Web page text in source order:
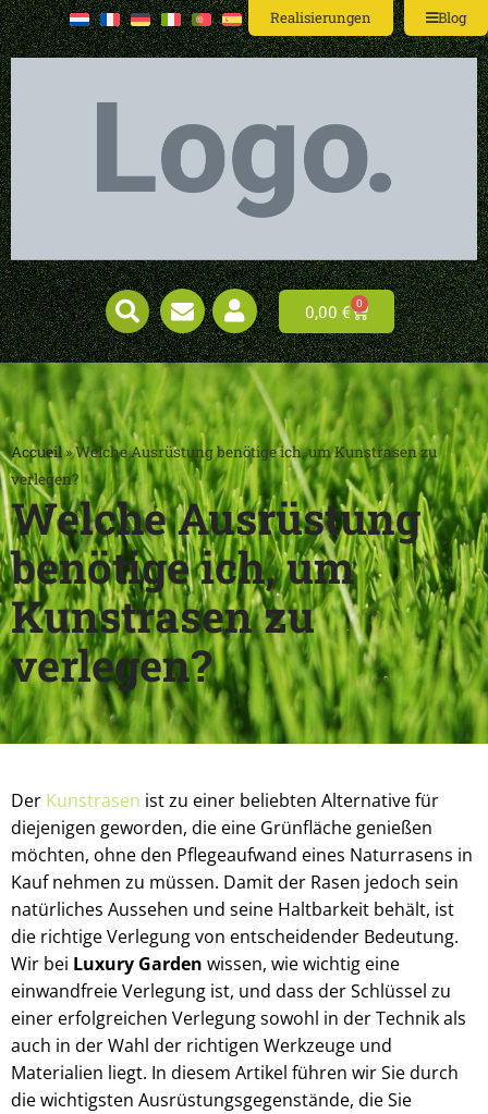
Realisierungen Blog
0,00 € 0
Accueil»Welche Ausrüstung benötige ich, um Kunstrasen zu
verlegen?
Welche Ausrüstung
benötige ich, um
Kunstrasen zu
verlegen?
Der Kunstrasen ist zu einer beliebten Alternative für
diejenigen geworden, die eine Grünfläche genießen
möchten, ohne den Pflegeaufwand eines Naturrasens in
Kauf nehmen zu müssen. Damit der Rasen jedoch sein
natürliches Aussehen und seine Haltbarkeit behält, ist
die richtige Verlegung von entscheidender Bedeutung.
Wir bei Luxury Garden wissen, wie wichtig eine
einwandfreie Verlegung ist, und dass der Schlüssel zu
einer erfolgreichen Verlegung sowohl in der Technik als
auch in der Wahl der richtigen Werkzeuge und
Materialien liegt. In diesem Artikel führen wir Sie durch
die wichtigsten Ausrüstungsgegenstände, die Sie